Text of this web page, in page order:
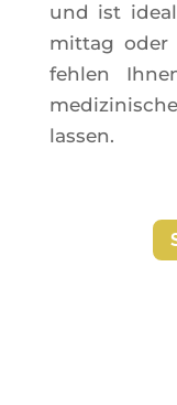
und ist
mit­tag
feh­len
lassen.